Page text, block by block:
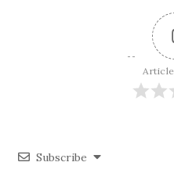
シSubscribe